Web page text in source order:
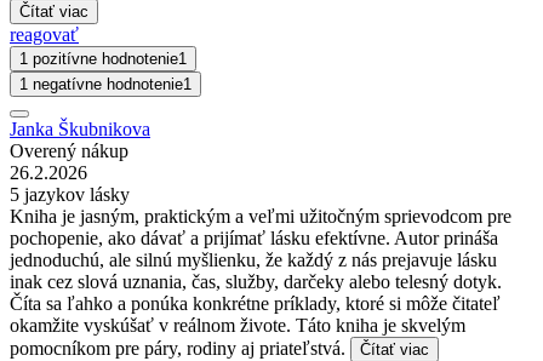
Čítať viac
reagovať
1 pozitívne hodnotenie1
1 negatívne hodnotenie1
Janka Škubnikova
Overený nákup
26.2.2026
5 jazykov lásky
Kniha je jasným, praktickým a veľmi užitočným sprievodcom pre
pochopenie, ako dávať a prijímať lásku efektívne. Autor prináša
jednoduchú, ale silnú myšlienku, že každý z nás prejavuje lásku
inak cez slová uznania, čas, služby, darčeky alebo telesný dotyk.
Číta sa ľahko a ponúka konkrétne príklady, ktoré si môže čitateľ
okamžite vyskúšať v reálnom živote. Táto kniha je skvelým
pomocníkom pre páry, rodiny aj priateľstvá.
Čítať viac